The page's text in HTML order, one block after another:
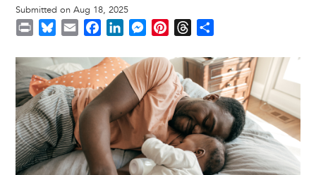
Submitted on Aug 18, 2025
i
n
t
u
e
s
k
y
a
i
l
c
e
b
o
k
n
k
d
I
n
M
s
s
e
n
g
e
r
n
t
e
r
e
s
t
r
e
a
d
s
a
r
e
Image